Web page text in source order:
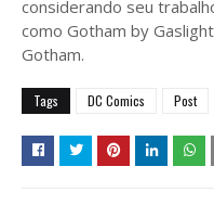
considerando seu
como Gotham by
Gotham.
Tags DC Comics Post